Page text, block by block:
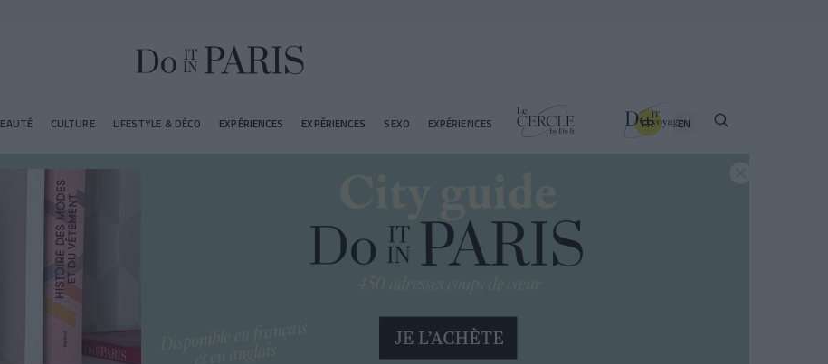
CULTURE LIFESTYLE & DÉCO EXPÉRIENCES EXPÉRIENCES SEXO EXPÉRIENCES FR EN